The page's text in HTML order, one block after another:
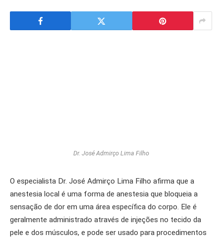
Dr. José Admirço Lima Filho
O especialista Dr. José Admirço Lima Filho afirma que a
anestesia local é uma forma de anestesia que bloqueia a
sensação de dor em uma área específica do corpo. Ele é
geralmente administrado através de injeções no tecido da
pele e dos músculos, e pode ser usado para procedimentos